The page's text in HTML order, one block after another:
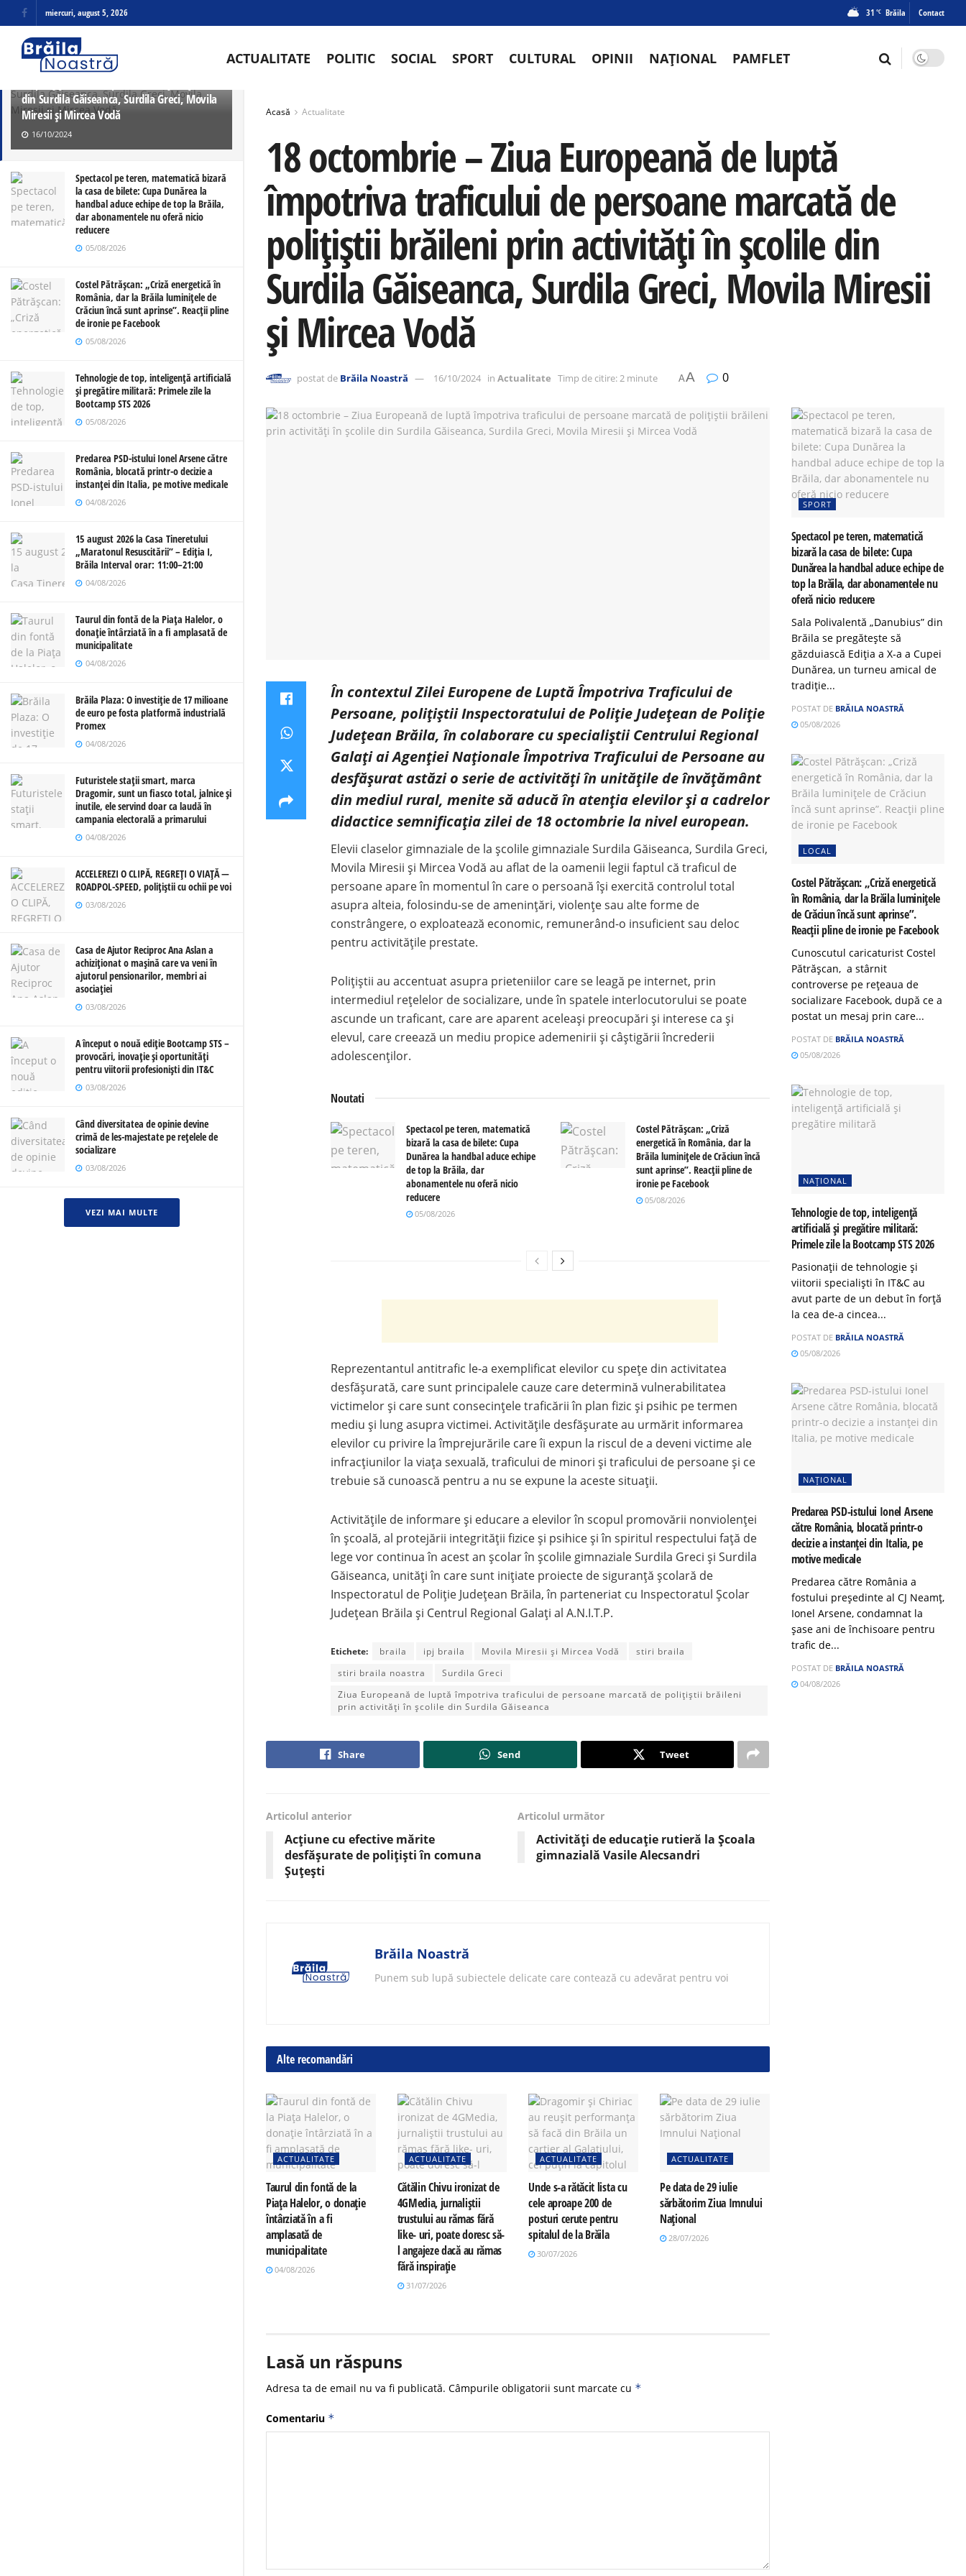
ULTIMELE TRENDING
18 octombrie – Ziua Europeană de luptă
împotriva traficului de persoane marcată
din Surdila Găiseanca, Surdila Greci, Movila
Miresii și Mircea Vodă
16/10/2024
Spectacol pe teren, matematică bizară
la casa de bilete: Cupa Dunărea la
handbal aduce echipe de top la Brăila,
dar abonamentele nu oferă nicio
reducere
05/08/2026
Costel Pătrășcan: „Criză energetică în
România, dar la Brăila luminițele de
Crăciun încă sunt aprinse”. Reacții pline
de ironie pe Facebook
05/08/2026
Tehnologie de top, inteligență artificială
și pregătire militară: Primele zile la
Bootcamp STS 2026
05/08/2026
Predarea PSD-istului Ionel Arsene către
România, blocată printr-o decizie a
instanței din Italia, pe motive medicale
04/08/2026
15 august 2026 la Casa Tineretului
„Maratonul Resuscitării” – Ediția I,
Brăila Interval orar: 11:00–21:00
04/08/2026
Taurul din fontă de la Piața Halelor, o
donație întârziată în a fi amplasată de
municipalitate
04/08/2026
Brăila Plaza: O investiție de 17 milioane
de euro pe fosta platformă industrială
Promex
04/08/2026
Futuristele stații smart, marca
Dragomir, sunt un fiasco total, jalnice și
inutile, ele servind doar ca laudă în
campania electorală a primarului
04/08/2026
ACCELEREZI O CLIPĂ, REGREȚI O VIAȚĂ —
ROADPOL-SPEED, polițiștii cu ochii pe voi
03/08/2026
Casa de Ajutor Reciproc Ana Aslan a
achiziționat o mașină care va veni în
ajutorul pensionarilor, membri ai
asociației
03/08/2026
A început o nouă ediție Bootcamp STS –
provocări, inovație și oportunități
pentru viitorii profesioniști din IT&C
03/08/2026
Când diversitatea de opinie devine
crimă de les-majestate pe rețelele de
socializare
03/08/2026
VEZI MAI MULTE
miercuri, august 5, 2026 31 °C Brăila Contact
ACTUALITATE POLITIC SOCIAL SPORT CULTURAL OPINII NAȚIONAL PAMFLET
Acasă Actualitate
18 octombrie – Ziua Europeană de luptă
împotriva traficului de persoane marcată de
polițiștii brăileni prin activități în școlile din
Surdila Găiseanca, Surdila Greci, Movila Miresii
și Mircea Vodă
postat de Brăila Noastră 16/10/2024 in Actualitate Timp de citire: 2 minute AA 0
În contextul Zilei Europene de Luptă Împotriva Traficului de
Persoane, polițiștii Inspectoratului de Poliție Județean de Poliție
Județean Brăila, în colaborare cu specialiștii Centrului Regional
Galați ai Agenției Naționale Împotriva Traficului de Persoane au
desfășurat astăzi o serie de activități în unitățile de învățământ
din mediul rural, menite să aducă în atenția elevilor și a cadrelor
didactice semnificația zilei de 18 octombrie la nivel european.
Elevii claselor gimnaziale de la școlile gimnaziale Surdila Găiseanca, Surdila Greci,
Movila Miresii și Mircea Vodă au aflat de la oamenii legii faptul că traficul de
persoane apare în momentul în care o persoană își exercită controlul total
asupra alteia, folosindu-se de amenințări, violențe sau alte forme de
constrângere, o exploatează economic, remunerând-o insuficient sau deloc
pentru activitățile prestate.
Polițiștii au accentuat asupra prieteniilor care se leagă pe internet, prin
intermediul rețelelor de socializare, unde în spatele interlocutorului se poate
ascunde un traficant, care are aparent aceleași preocupări și interese ca și
elevul, care creează un mediu propice ademenirii și câștigării încrederii
adolescenților.
Noutati
Spectacol pe teren, matematică
bizară la casa de bilete: Cupa
Dunărea la handbal aduce echipe
de top la Brăila, dar
abonamentele nu oferă nicio
reducere
05/08/2026
Costel Pătrășcan: „Criză
energetică în România, dar la
Brăila luminițele de Crăciun încă
sunt aprinse”. Reacții pline de
ironie pe Facebook
05/08/2026
Reprezentantul antitrafic le-a exemplificat elevilor cu spețe din activitatea
desfășurată, care sunt principalele cauze care determină vulnerabilitatea
victimelor și care sunt consecințele traficării în plan fizic și psihic pe termen
mediu și lung asupra victimei. Activitățile desfășurate au urmărit informarea
elevilor cu privire la împrejurările care îi expun la riscul de a deveni victime ale
infracțiunilor la viața sexuală, traficului de minori și traficului de persoane şi ce
trebuie să cunoască pentru a nu se expune la aceste situații.
Activitățile de informare și educare a elevilor în scopul promovării nonviolenței
în școală, al protejării integrității fizice și psihice și în spiritul respectului față de
lege vor continua în acest an școlar în școlile gimnaziale Surdila Greci și Surdila
Găiseanca, unități în care sunt inițiate proiecte de siguranță școlară de
Inspectoratul de Poliție Județean Brăila, în parteneriat cu Inspectoratul Școlar
Județean Brăila și Centrul Regional Galați al A.N.I.T.P.
Etichete: braila ipj braila Movila Miresii și Mircea Vodă
stiri braila
stiri braila noastra
Surdila Greci
Ziua Europeană de luptă împotriva traficului de persoane marcată de polițiștii brăileni
prin activități în școlile din Surdila Găiseanca
Share Send Tweet
Articolul anterior
Acțiune cu efective mărite
desfășurate de polițiști în comuna
Șuțești
Articolul următor
Activități de educație rutieră la Școala
gimnazială Vasile Alecsandri
Brăila Noastră
Punem sub lupă subiectele delicate care contează cu adevărat pentru voi
Alte recomandări
ACTUALITATE
Taurul din fontă de la
Piața Halelor, o donație
întârziată în a fi
amplasată de
municipalitate
04/08/2026
ACTUALITATE
Cătălin Chivu ironizat de
4GMedia, jurnaliștii
trustului au rămas fără
like- uri, poate doresc să-
l angajeze dacă au rămas
fără inspirație
31/07/2026
ACTUALITATE
Unde s-a rătăcit lista cu
cele aproape 200 de
posturi cerute pentru
spitalul de la Brăila
30/07/2026
ACTUALITATE
Pe data de 29 iulie
sărbătorim Ziua Imnului
Național
28/07/2026
Lasă un răspuns
Adresa ta de email nu va fi publicată. Câmpurile obligatorii sunt marcate cu *
Comentariu *
SPORT
Spectacol pe teren, matematică
bizară la casa de bilete: Cupa
Dunărea la handbal aduce echipe de
top la Brăila, dar abonamentele nu
oferă nicio reducere
Sala Polivalentă „Danubius” din
Brăila se pregătește să
găzduiască Ediția a X-a a Cupei
Dunărea, un turneu amical de
tradiție...
POSTAT DE BRĂILA NOASTRĂ
05/08/2026
LOCAL
Costel Pătrășcan: „Criză energetică
în România, dar la Brăila luminițele
de Crăciun încă sunt aprinse”.
Reacții pline de ironie pe Facebook
Cunoscutul caricaturist Costel
Pătrășcan, a stârnit
controverse pe rețeaua de
socializare Facebook, după ce a
postat un mesaj prin care...
POSTAT DE BRĂILA NOASTRĂ
05/08/2026
NAȚIONAL
Tehnologie de top, inteligență
artificială și pregătire militară:
Primele zile la Bootcamp STS 2026
Pasionații de tehnologie și
viitorii specialiști în IT&C au
avut parte de un debut în forță
la cea de-a cincea...
POSTAT DE BRĂILA NOASTRĂ
05/08/2026
NAȚIONAL
Predarea PSD-istului Ionel Arsene
către România, blocată printr-o
decizie a instanței din Italia, pe
motive medicale
Predarea către România a
fostului președinte al CJ Neamț,
Ionel Arsene, condamnat la
șase ani de închisoare pentru
trafic de...
POSTAT DE BRĂILA NOASTRĂ
04/08/2026